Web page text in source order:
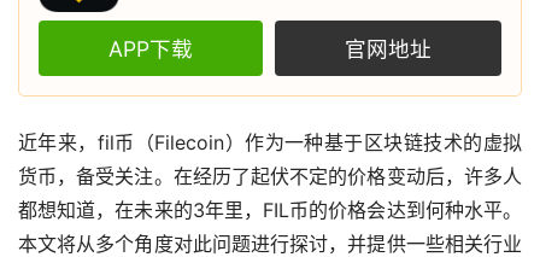
APP下载 官网地址
近年来， fil币 （Filecoin）作为一种基于区块链技术的虚拟
货币，备受关注。在经历了起伏不定的价格变动后，许多人
都想知道，在未来的3年里，FIL币的价格会达到何种水平。
本文将从多个角度对此问题进行探讨，并提供一些相关行业